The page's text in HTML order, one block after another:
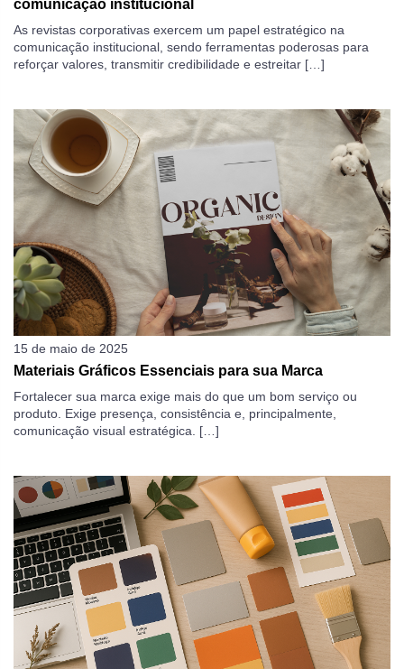
comunicação institucional
As revistas corporativas exercem um papel estratégico na
comunicação institucional, sendo ferramentas poderosas para
reforçar valores, transmitir credibilidade e estreitar […]
15 de maio de 2025
Materiais Gráficos Essenciais para sua Marca
Fortalecer sua marca exige mais do que um bom serviço ou
produto. Exige presença, consistência e, principalmente,
comunicação visual estratégica. […]